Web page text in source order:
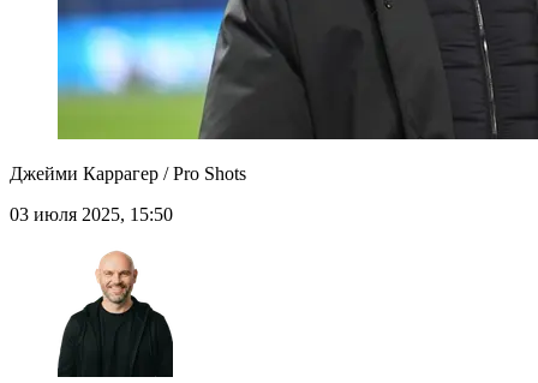
Джейми Каррагер / Pro Shots
03 июля 2025, 15:50